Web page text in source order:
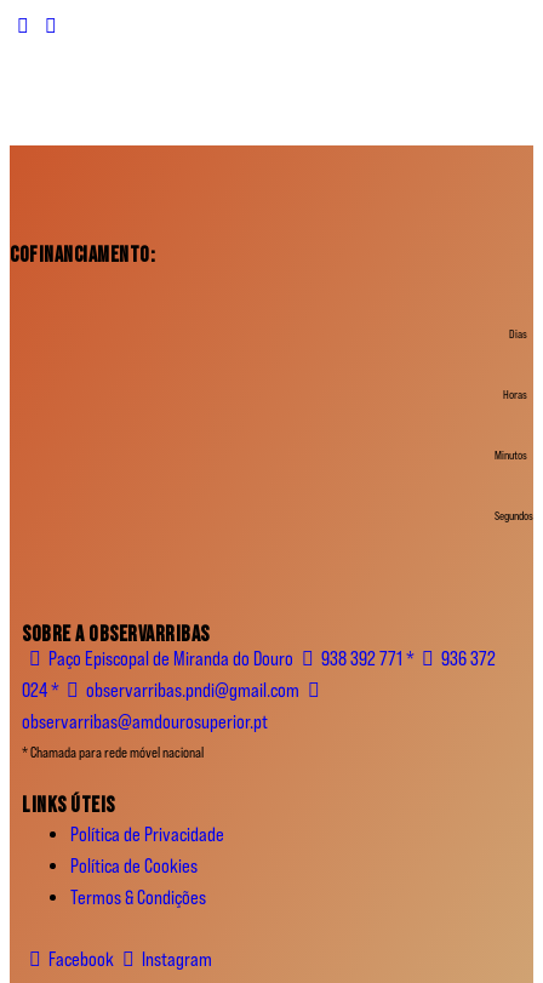
Cofinanciamento:
Dias
Horas
Minutos
Segundos
SOBRE A OBSERVARRIBAS
Paço Episcopal de Miranda do Douro 938 392 771 *
936 372
024 *
observarribas.pndi@gmail.com
observarribas@amdourosuperior.pt
* Chamada para rede móvel nacional
LINKS ÚTEIS
Política de Privacidade
Política de Cookies
Termos & Condições
Facebook Instagram